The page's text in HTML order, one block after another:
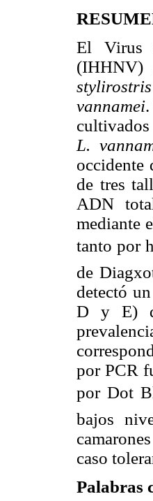
El Virus
(IHHNV)
stylirostris
vannamei
cultivados
L.
occidente
de tres
ADN
mediante
tanto por
de
detectó
D y E)
por PCR
por Dot
bajos
caso
Palabras